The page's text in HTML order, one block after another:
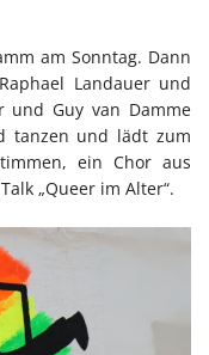
am Sonntag. Dann
Landauer und
und Guy van Damme
tanzen und lädt zum
ein Chor aus
„Queer im Alter“.